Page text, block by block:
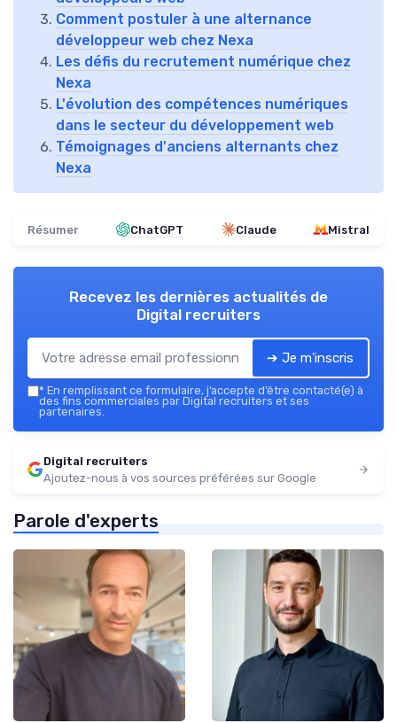
Comment postuler à une alternance
développeur web chez Nexa
Les défis du recrutement numérique chez
Nexa
L'évolution des compétences numériques
dans le secteur du développement web
Témoignages d'anciens alternants chez
Nexa
Résumer ChatGPT Claude Mistral
Recevez les dernières actualités de
Digital recruiters
➔ Je m'inscris
* En remplissant ce formulaire, j’accepte d’être contacté(e) à
des fins commerciales par Digital recruiters et ses
partenaires.
Digital recruiters
Ajoutez-nous à vos sources préférées sur Google
Parole d'experts